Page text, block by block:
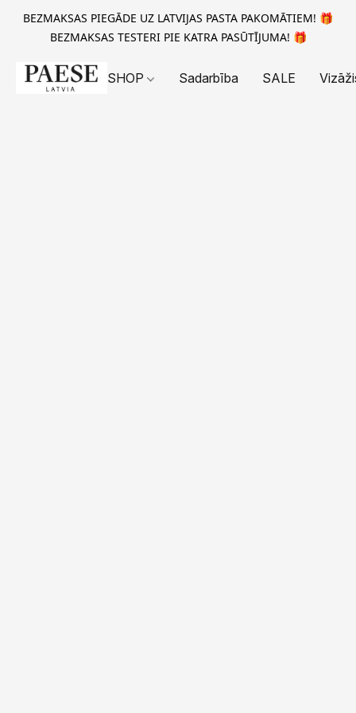
BEZMAKSAS PIEGĀDE UZ LATVIJAS PASTA PAKOMĀTIEM! 🎁
BEZMAKSAS TESTERI PIE KATRA PASŪTĪJUMA! 🎁
SHOP Sadarbība SALE